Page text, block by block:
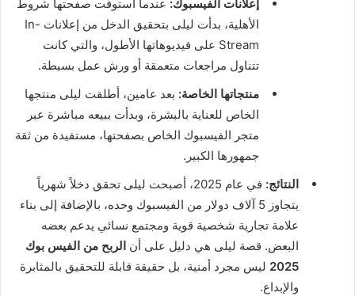
إعلانات الفيسبوك: عندما استوفت صفحتها شروط
الأهلية، بدأت ليلى بتحقيق الدخل من إعلانات In-
Stream على فيديوهاتها الأطول، والتي كانت
تتناول مراجعات متعمقة أو ورش عمل بسيطة.
منتجاتها الخاصة: بعد عامين، أطلقت ليلى منتجها
الخاص للعناية بالبشرة، وبدأت ببيعه مباشرة عبر
متجر الفيسبوك الخاص بصفحتها، مستفيدة من ثقة
جمهورها الكبير.
النتائج:
في عام 2025، أصبحت ليلى تحقق دخلاً شهرياً
يتجاوز 5 آلاف دولار من الفيسبوك وحده، بالإضافة إلى بناء
علامة تجارية شخصية قوية ومجتمع نسائي يدعم بعضه
البعض. قصة ليلى هي دليل على أن الربح من الفيس بوك
2025 ليس مجرد أمنية، بل حقيقة قابلة للتحقيق بالمثابرة
والإبداع.